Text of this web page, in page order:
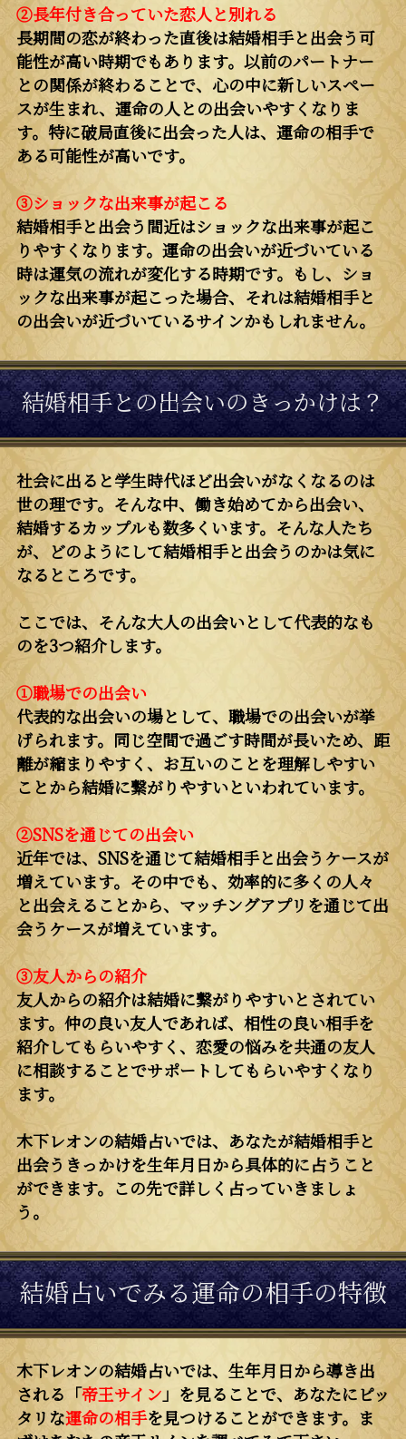
②長年付き合っていた恋人と別れる
長期間の恋が終わった直後は結婚相手と出会う可
能性が高い時期でもあります。以前のパートナー
との関係が終わることで、心の中に新しいスペー
スが生まれ、運命の人との出会いやすくなりま
す。特に破局直後に出会った人は、運命の相手で
ある可能性が高いです。
③ショックな出来事が起こる
結婚相手と出会う間近はショックな出来事が起こ
りやすくなります。運命の出会いが近づいている
時は運気の流れが変化する時期です。もし、ショ
ックな出来事が起こった場合、それは結婚相手と
の出会いが近づいているサインかもしれません。
結婚相手との出会いのきっかけは？
社会に出ると学生時代ほど出会いがなくなるのは
世の理です。そんな中、働き始めてから出会い、
結婚するカップルも数多くいます。そんな人たち
が、どのようにして結婚相手と出会うのかは気に
なるところです。
ここでは、そんな大人の出会いとして代表的なも
のを3つ紹介します。
①職場での出会い
代表的な出会いの場として、職場での出会いが挙
げられます。同じ空間で過ごす時間が長いため、距
離が縮まりやすく、お互いのことを理解しやすい
ことから結婚に繋がりやすいといわれています。
②SNSを通じての出会い
近年では、SNSを通じて結婚相手と出会うケースが
増えています。その中でも、効率的に多くの人々
と出会えることから、マッチングアプリを通じて出
会うケースが増えています。
③友人からの紹介
友人からの紹介は結婚に繋がりやすいとされてい
ます。仲の良い友人であれば、相性の良い相手を
紹介してもらいやすく、恋愛の悩みを共通の友人
に相談することでサポートしてもらいやすくなり
ます。
木下レオンの結婚占いでは、あなたが結婚相手と
出会うきっかけを生年月日から具体的に占うこと
ができます。この先で詳しく占っていきましょ
う。
結婚占いでみる運命の相手の特徴
木下レオンの結婚占いでは、生年月日から導き出
される「帝王サイン 」を見ることで、あなたにピッ
タリな運命の相手を見つけることができます。ま